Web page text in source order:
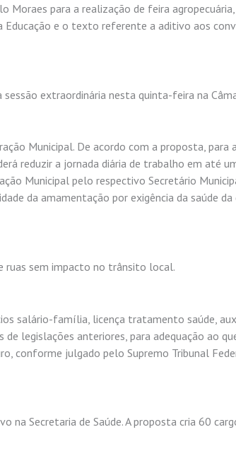
para a realização de feira
Educação e o texto referente a aditivo aos
extraordinária nesta quinta-feira na
Municipal. De acordo com a proposta, para
reduzir a jornada diária de trabalho em até
Municipal pelo respectivo Secretário
da amamentação por exigência da saúde da
ruas sem impacto no trânsito local.
salário-família, licença tratamento saúde,
legislações anteriores, para adequação ao
conforme julgado pelo Supremo Tribunal
Secretaria de Saúde. A proposta cria 60